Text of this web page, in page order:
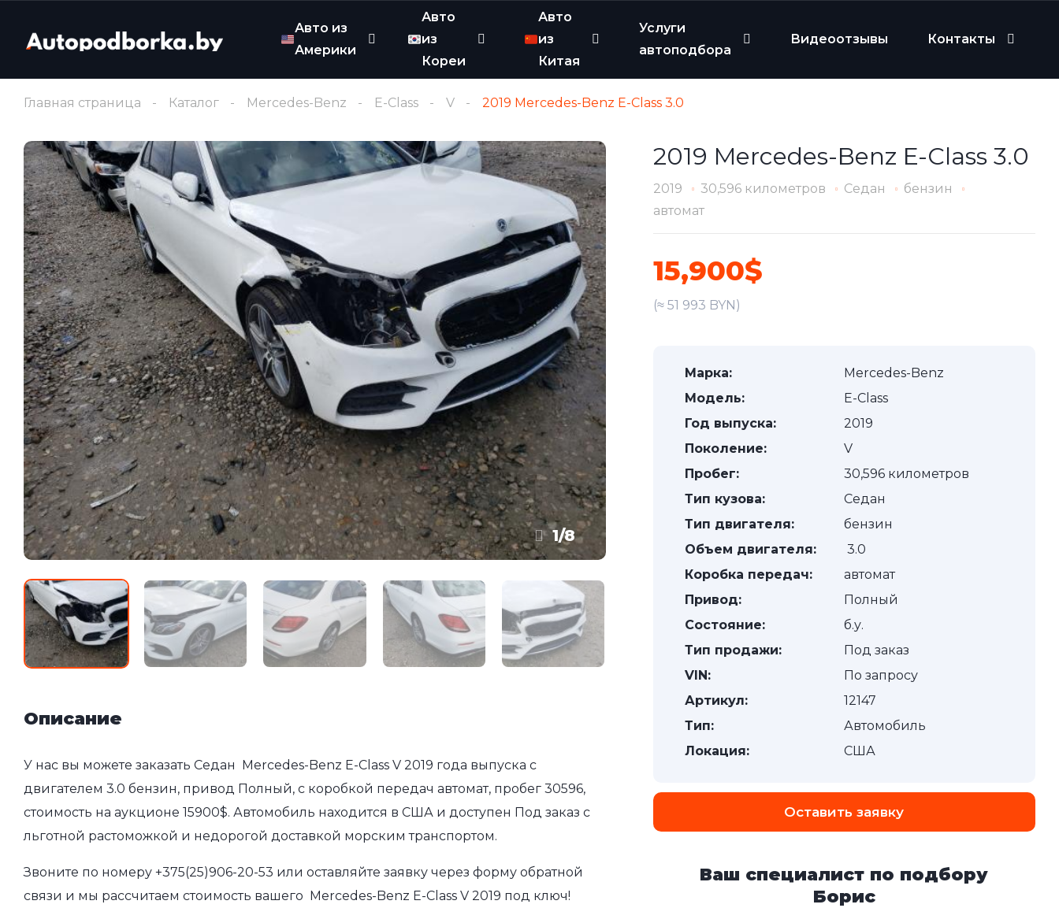
Авто из
Америки
Авто
из
Кореи
Авто
из
Китая
Услуги
автоподбора
Видеоотзывы Контакты
Главная страница Каталог Mercedes-Benz E-Class V 2019 Mercedes-Benz E-Class 3.0
1/8
Описание
У нас вы можете заказать Седан Mercedes-Benz E-Class V 2019 года выпуска с
двигателем 3.0 бензин, привод Полный, с коробкой передач автомат, пробег 30596,
стоимость на аукционе 15900$. Автомобиль находится в США и доступен Под заказ с
льготной растоможкой и недорогой доставкой морским транспортом.
Звоните по номеру +375(25)906-20-53 или оставляйте заявку через форму обратной
связи и мы рассчитаем стоимость вашего Mercedes-Benz E-Class V 2019 под ключ!
2019 Mercedes-Benz E-Class 3.0
2019 30,596 километров Седан
бензин
автомат
15,900$
(≈ 51 993 BYN)
Марка:
Mercedes-Benz
Модель:
E-Class
Год выпуска:
2019
Поколение:
V
Пробег:
30,596 километров
Тип кузова:
Седан
Тип двигателя:
бензин
Объем двигателя:
3.0
Коробка передач:
автомат
Привод:
Полный
Состояние:
б.у.
Тип продажи:
Под заказ
VIN:
По запросу
Артикул:
12147
Тип:
Автомобиль
Локация:
США
Оставить заявку
Ваш специалист по подбору
Борис